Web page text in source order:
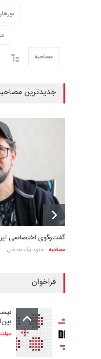
مصاحبه
جدیدترین
گفت‌وگوی اختصاصی
مصاحبه حدود یک ماه قبل
فراخوان
مهلت